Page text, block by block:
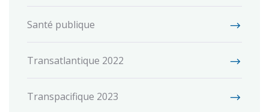
Santé publique
Transatlantique 2022
Transpacifique 2023